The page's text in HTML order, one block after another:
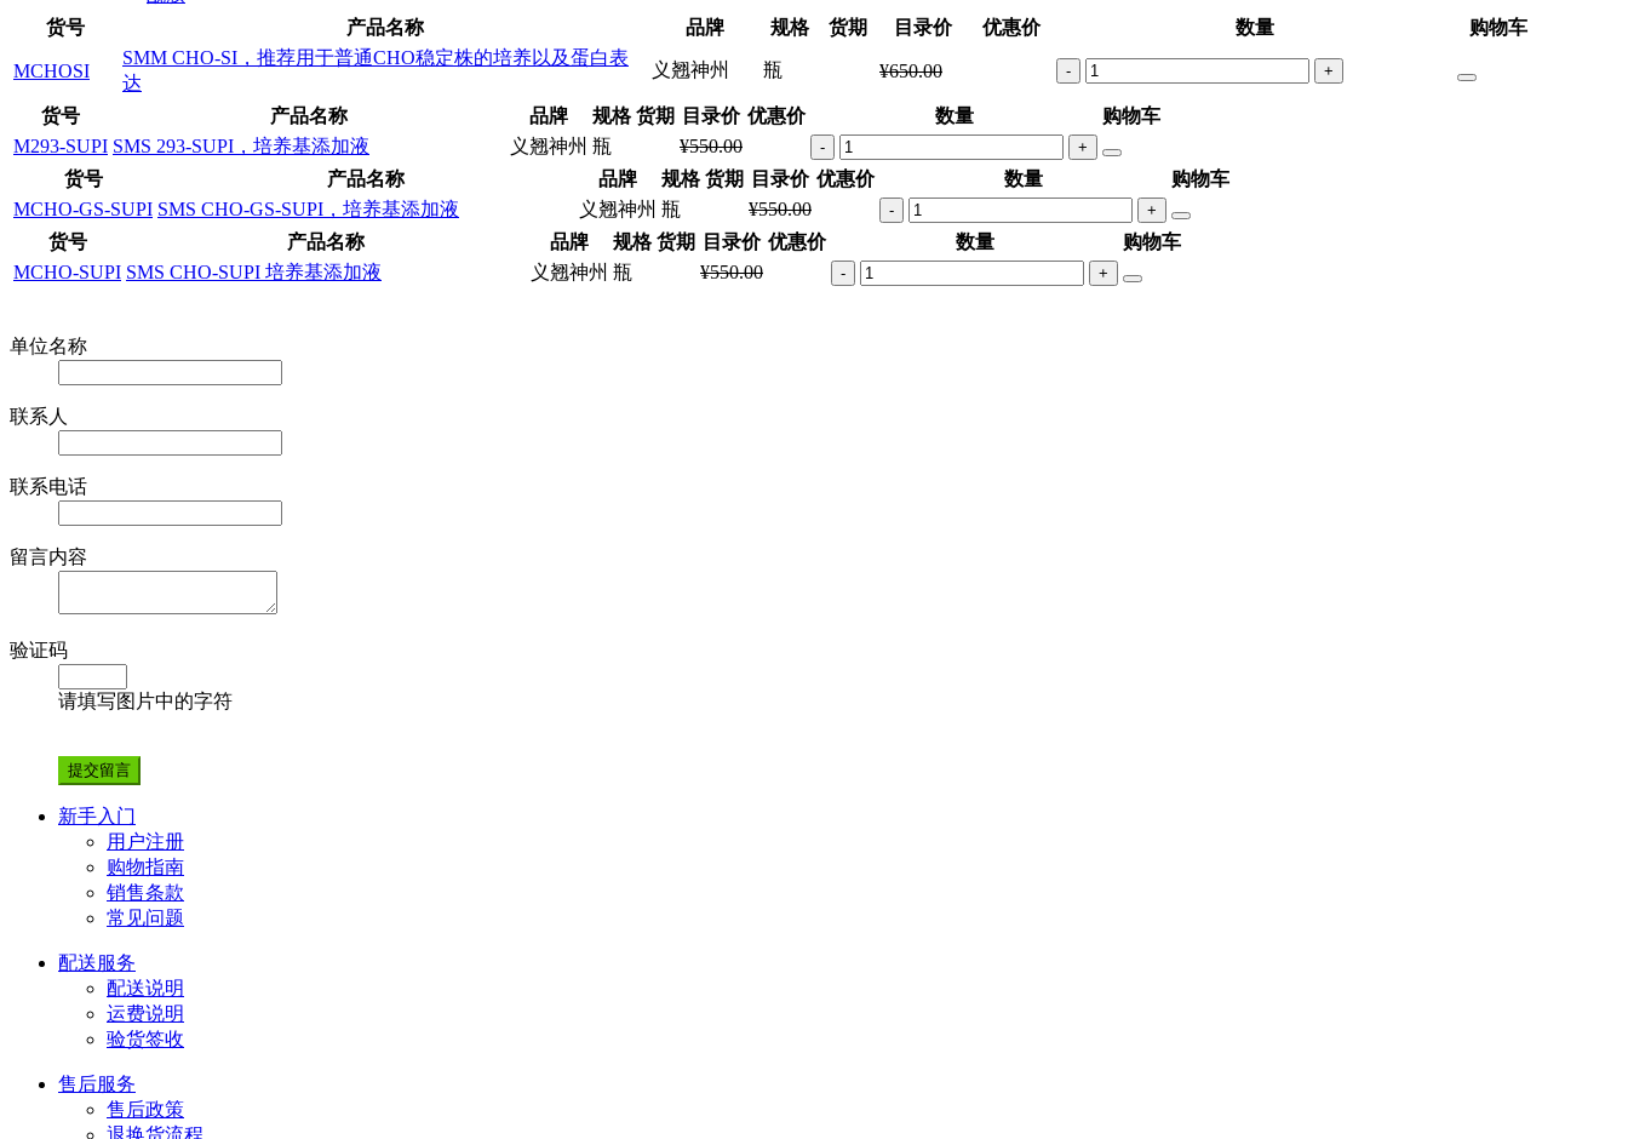
货号 产品名称 品牌 规格 货期 目录价 优惠价 数量 购物车
MCHOSI
SMM CHO-SI，推荐用于普通CHO稳定株的培养以及蛋白表
达
义翘神州 瓶 ¥650.00 - +
货号 产品名称 品牌 规格 货期 目录价 优惠价 数量
购物车
M293-SUPI SMS 293-SUPI，培养基添加液 义翘神州 瓶 ¥550.00 - +
货号 产品名称 品牌 规格 货期 目录价 优惠价 数量
购物车
MCHO-GS-SUPI SMS CHO-GS-SUPI，培养基添加液 义翘神州 瓶 ¥550.00 - +
货号 产品名称 品牌 规格 货期 目录价 优惠价 数量
购物车
MCHO-SUPI SMS CHO-SUPI 培养基添加液 义翘神州 瓶 ¥550.00 - +
单位名称
联系人
联系电话
留言内容
验证码
请填写图片中的字符
新手入门
用户注册
购物指南
销售条款
常见问题
配送服务
配送说明
运费说明
验货签收
售后服务
售后政策